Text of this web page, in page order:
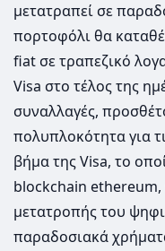
μετατραπεί σε
πορτοφόλι θα
fiat σε τραπεζικό
Visa στο τέλος της
συναλλαγές,
πολυπλοκότητα για
βήμα της Visa, το
blockchain ethereum,
μετατροπής του
παραδοσιακά